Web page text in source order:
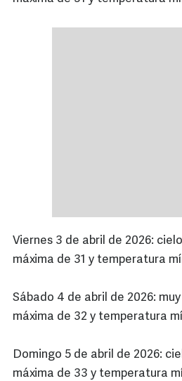
Viernes 3 de abril de 2026:
máxima de 31 y temperatura
Sábado 4 de abril de 2026:
máxima de 32 y temperatura
Domingo 5 de abril de 2026:
máxima de 33 y temperatura